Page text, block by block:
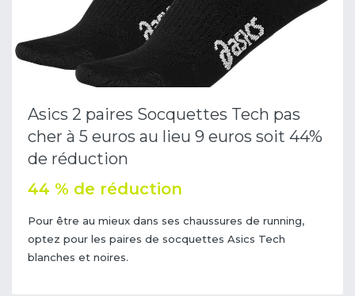
Asics 2 paires Socquettes Tech pas
cher à 5 euros au lieu 9 euros soit 44%
de réduction
44 % de réduction
Pour être au mieux dans ses chaussures de running,
optez pour les paires de socquettes Asics Tech
blanches et noires.